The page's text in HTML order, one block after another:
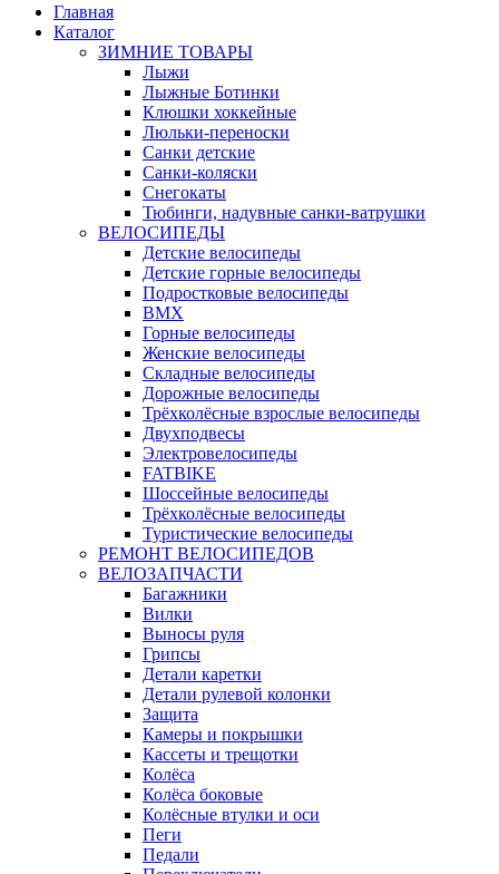
Главная
Каталог
ЗИМНИЕ ТОВАРЫ
Лыжи
Лыжные Ботинки
Клюшки хоккейные
Люльки-переноски
Санки детские
Санки-коляски
Снегокаты
Тюбинги, надувные санки-ватрушки
ВЕЛОСИПЕДЫ
Детские велосипеды
Детские горные велосипеды
Подростковые велосипеды
BMX
Горные велосипеды
Женские велосипеды
Складные велосипеды
Дорожные велосипеды
Трёхколёсные взрослые велосипеды
Двухподвесы
Электровелосипеды
FATBIKE
Шоссейные велосипеды
Трёхколёсные велосипеды
Туристические велосипеды
РЕМОНТ ВЕЛОСИПЕДОВ
ВЕЛОЗАПЧАСТИ
Багажники
Вилки
Выносы руля
Грипсы
Детали каретки
Детали рулевой колонки
Защита
Камеры и покрышки
Кассеты и трещотки
Колёса
Колёса боковые
Колёсные втулки и оси
Пеги
Педали